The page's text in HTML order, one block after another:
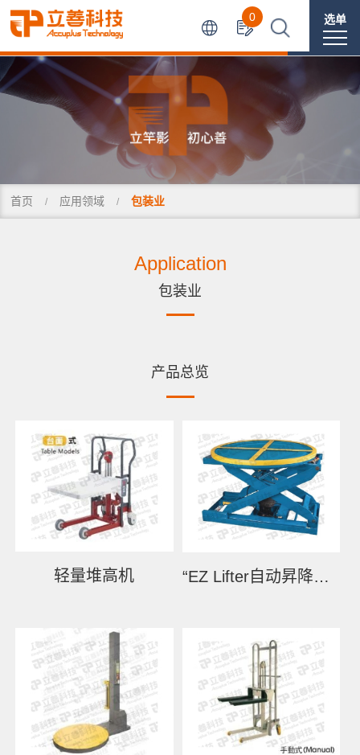
选单
0
首页 应用领域 包装业
Application
包装业
产品总览
轻量堆高机 “EZ Lifter自动昇降叠栈机”(ES Series)